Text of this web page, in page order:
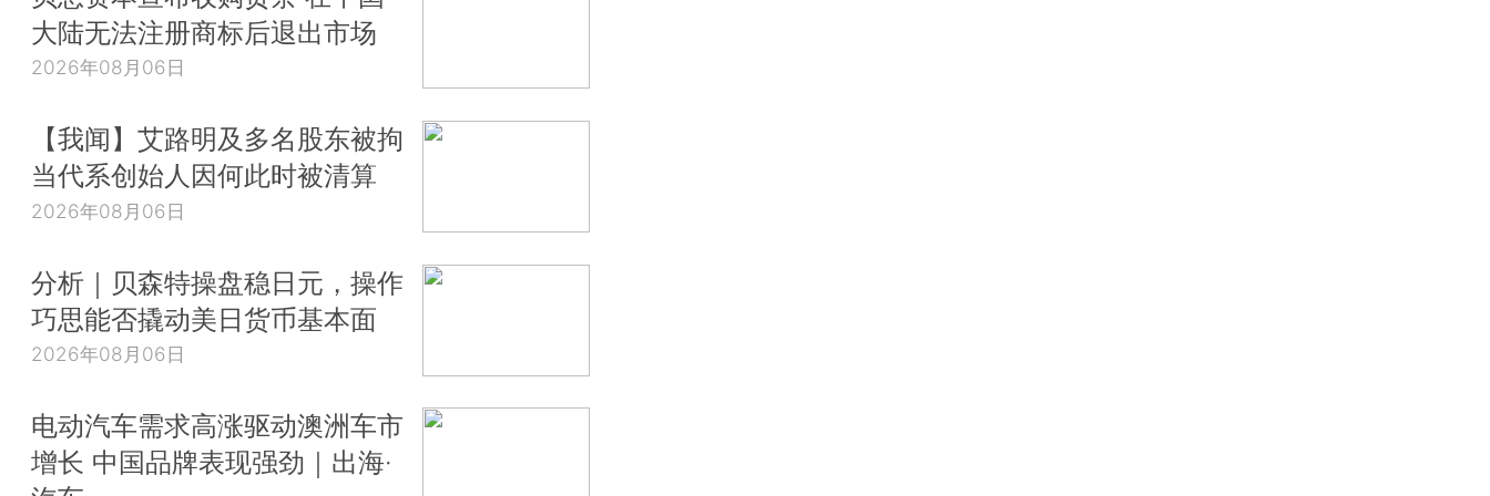
大陆无法注册商标后退出市场
2026年08月06日
【我闻】艾路明及多名股东被拘
当代系创始人因何此时被清算
2026年08月06日
分析｜贝森特操盘稳日元，操作
巧思能否撬动美日货币基本面
2026年08月06日
电动汽车需求高涨驱动澳洲车市
增长 中国品牌表现强劲｜出海·